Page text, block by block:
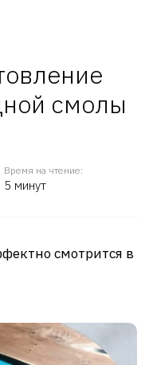
смолы
Время на чтение:
5 минут
смотрится в